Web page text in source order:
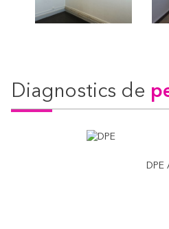
diagnostics de
DPE